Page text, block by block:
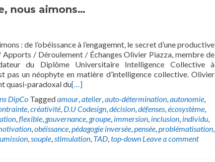
nous aimons…
: de l’obéissance à l’engagemnt, le secret d’une productive
/ Déroulement / Échanges Olivier Piazza, membre de
du Diplôme Universitaire Intelligence Collective à
pas un néophyte en matière d’intelligence collective. Olivier
quasi-paradoxal du[…]
DipCo Taggedamour,atelier,auto-détermination,autonomie,
,créativité, D.U Codesign,décision,défenses,écosystème,
,flexible,gouvernance,groupe, immersion, inclusion, individu,
,obéissance,pédagogie inversée,pensée,problématisation,
,souple,stimulation, TAD,top-down Leave a comment